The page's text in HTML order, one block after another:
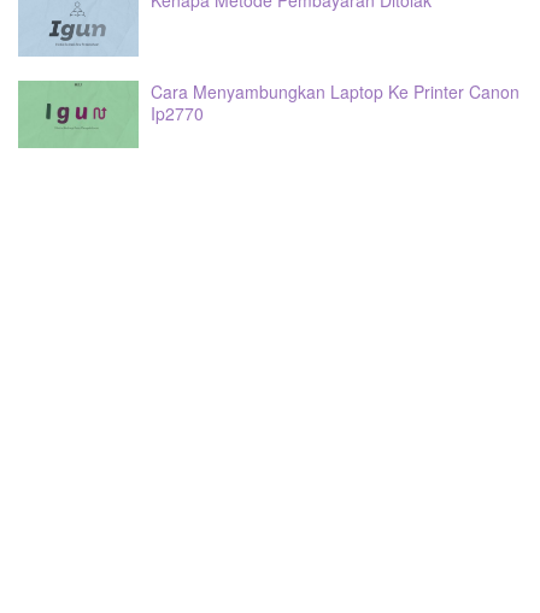
Cara Menyambungkan Laptop Ke Printer Canon
Ip2770